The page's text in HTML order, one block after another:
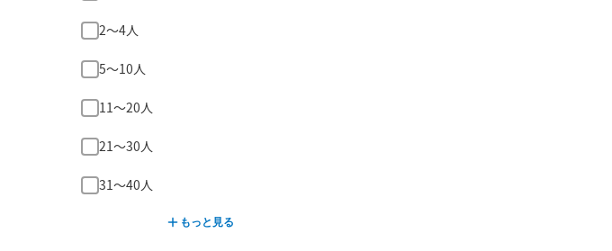
2〜4人
5〜10人
11〜20人
21〜30人
31〜40人
もっと見る